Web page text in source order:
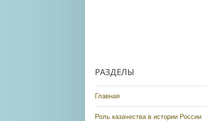
РАЗДЕЛЫ
Главная
Роль казачества в истории России